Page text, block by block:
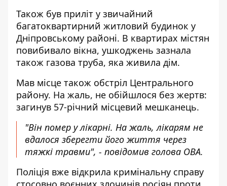
Також був приліт у звичайний
багатоквартирний житловий будинок у
Дніпровському районі. В квартирах містян
повибивало вікна, ушкоджень зазнала
також газова труба, яка живила дім.
Мав місце також обстріл Центрального
району. На жаль, не обійшлося без жертв:
загинув 57-річний місцевий мешканець.
"Він помер у лікарні. На жаль, лікарям не
вдалося зберегти його життя через
тяжкі травми", - повідомив голова ОВА.
Поліція вже відкрила кримінальну справу